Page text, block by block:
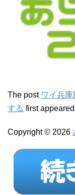
The post ワイ兵
する first
Copyright © 2026